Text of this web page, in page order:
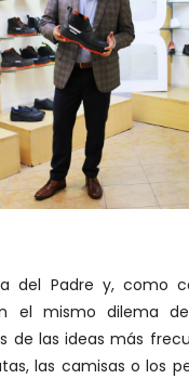
del Padre y, como
el mismo dilema
de las ideas más
las camisas o los